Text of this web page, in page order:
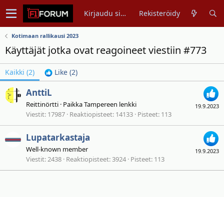
Kirjaudu sisään Rekisteröidy
Kotimaan rallikausi 2023
Käyttäjät jotka ovat reagoineet viestiin #773
Kaikki (2) Like (2)
19.9.2023
AnttiL
Reittinörtti · PaikkaTampereen lenkki
Viestit 17987 Reaktiopisteet 14133 Pisteet 113
19.9.2023
Lupatarkastaja
Well-known member
Viestit 2438 Reaktiopisteet 3924 Pisteet 113